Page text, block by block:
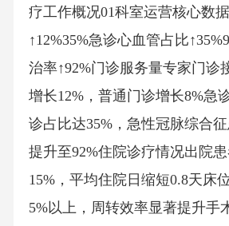
疗工作概况01科室运营核心数
↑12%35%急诊心血管占比
治率↑92%门诊服务量专家门诊
增长12%，普通门诊增长8%急
诊占比达35%，急性冠脉综合
提升至92%住院诊疗情况出院
15%，平均住院日缩短0.8天床
5%以上，周转效率显著提升手